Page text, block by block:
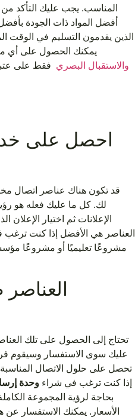
المناسب. يجب عليك التأكد
أفضل المواد ذات الجودة
الذين يقدمون التسليم في
يمكنك الحصول على أي
والاستقبال البصري فقط على
احصل على
قد تكون هناك عناصر اتصال
لك. كل ما عليك فعله هو
الإعلانات ثم اختيار
العناصر هي الأفضل إذا كنت
مشروعًا تعليميًا أو مشروعًا
تحتاج إلى الحصول على تلك
عليك سوى الاستفسار وسيقوم
تحصل على حلول الاتصال
إذا كنت ترغب في شراء وحدة
بحاجة لرؤية المجموعة
الأسعار. يمكنك الاستفسار